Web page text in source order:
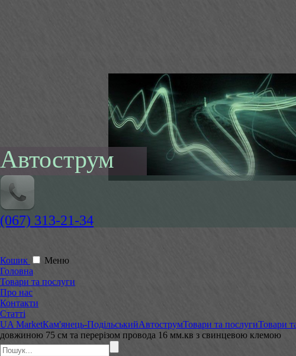
Автострум
(067) 313-21-34
Кошик
Меню
Головна
Товари та послуги
Про нас
Контакти
Статті
UA MarketКам'янець-ПодільськийАвтострумТовари та послугиТовари
довжиною 75 см та перерізом провода 16 мм.кв з свинцевою клемою